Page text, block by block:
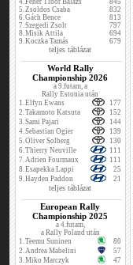
4.Fehér Tibor Balázs
845
5.Zsoldos Csaba
832
6.Gách Bence
813
7.Szegedi Zsolt
797
8.Misik Attila
694
9.Koczka Tamás 679
teljes táblázat
World Rally
Championship 2026
a 9.futam, a
Rally Estonia után
1.Elfyn Ewans
177
2.Takamoto Katsuta
152
3.Sami Pajari
144
4.Sebastian Ogier
139
5.Oliver Solberg
130
6.Thierry Neuville
111
7.Adrien Fourmaux
111
8.Esapekka Lappi
25
9.Hayden Paddon 21
teljes táblázat
European Rally
Championship 2025
a 4.futam,
a Rally Poland után
1.Teemu Suninen
80
2.Andrea Mabelini
57
3.Miko Marczyk
47